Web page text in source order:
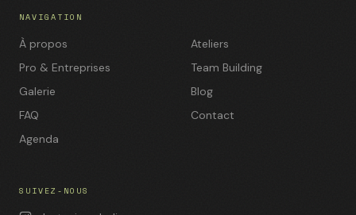
NAVIGATION
À propos
Ateliers
Pro & Entreprises
Team Building
Galerie
Blog
FAQ
Contact
Agenda
SUIVEZ-NOUS